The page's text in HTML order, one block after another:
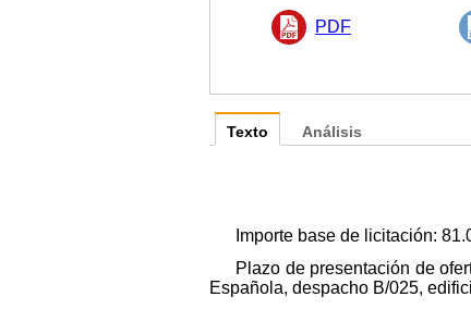
PDF
Texto
Importe base de licitación:
Plazo de presentación de
Española, despacho B/025,
Análisis